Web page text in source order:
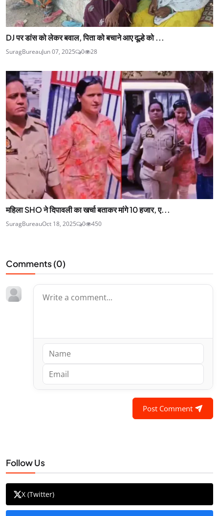
DJ पर डांस को लेकर बवाल, पिता को बचाने आए दूल्हे को ...
SuragBureauJun 07, 2025 0 28
महिला SHO ने दिपावली का खर्चा बताकर मांगे 10 हजार, ए...
SuragBureauOct 18, 2025 0 450
Comments (0)
Post Comment
Follow Us
X (Twitter)